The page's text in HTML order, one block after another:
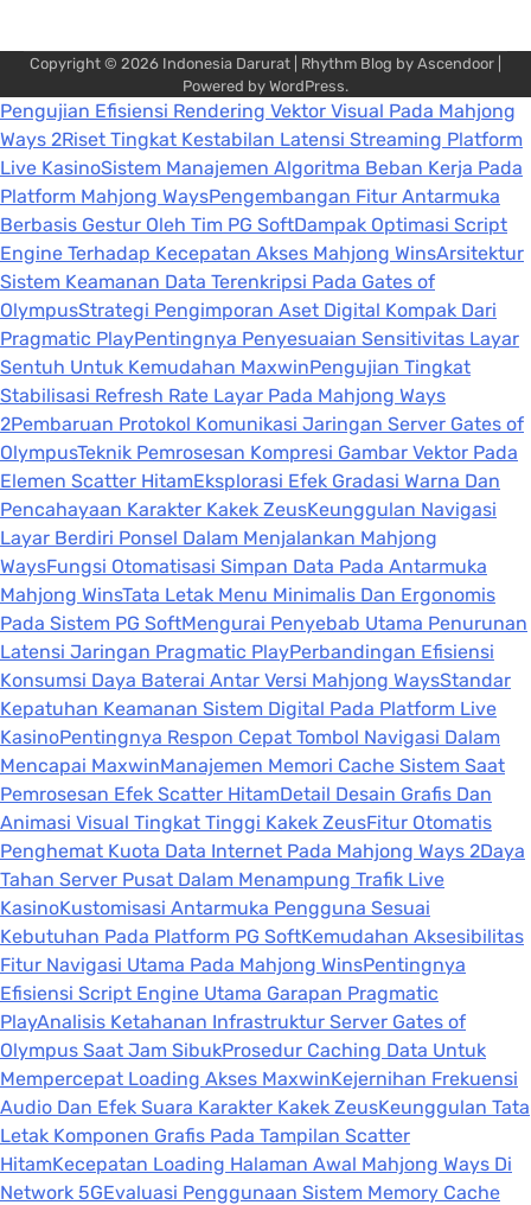
Copyright © 2026 Indonesia Darurat | Rhythm Blog by Ascendoor
Powered by WordPress.
Pengujian Efisiensi Rendering Vektor Visual Pada Mahjong
Ways 2Riset Tingkat Kestabilan Latensi Streaming Platform
Live KasinoSistem Manajemen Algoritma Beban Kerja Pada
Platform Mahjong WaysPengembangan Fitur Antarmuka
Berbasis Gestur Oleh Tim PG SoftDampak Optimasi Script
Engine Terhadap Kecepatan Akses Mahjong WinsArsitektur
Sistem Keamanan Data Terenkripsi Pada Gates of
OlympusStrategi Pengimporan Aset Digital Kompak Dari
Pragmatic PlayPentingnya Penyesuaian Sensitivitas Layar
Sentuh Untuk Kemudahan MaxwinPengujian Tingkat
Stabilisasi Refresh Rate Layar Pada Mahjong Ways
2Pembaruan Protokol Komunikasi Jaringan Server Gates of
OlympusTeknik Pemrosesan Kompresi Gambar Vektor Pada
Elemen Scatter HitamEksplorasi Efek Gradasi Warna Dan
Pencahayaan Karakter Kakek ZeusKeunggulan Navigasi
Layar Berdiri Ponsel Dalam Menjalankan Mahjong
WaysFungsi Otomatisasi Simpan Data Pada Antarmuka
Mahjong WinsTata Letak Menu Minimalis Dan Ergonomis
Pada Sistem PG SoftMengurai Penyebab Utama Penurunan
Latensi Jaringan Pragmatic PlayPerbandingan Efisiensi
Konsumsi Daya Baterai Antar Versi Mahjong WaysStandar
Kepatuhan Keamanan Sistem Digital Pada Platform Live
KasinoPentingnya Respon Cepat Tombol Navigasi Dalam
Mencapai MaxwinManajemen Memori Cache Sistem Saat
Pemrosesan Efek Scatter HitamDetail Desain Grafis Dan
Animasi Visual Tingkat Tinggi Kakek ZeusFitur Otomatis
Penghemat Kuota Data Internet Pada Mahjong Ways 2Daya
Tahan Server Pusat Dalam Menampung Trafik Live
KasinoKustomisasi Antarmuka Pengguna Sesuai
Kebutuhan Pada Platform PG SoftKemudahan Aksesibilitas
Fitur Navigasi Utama Pada Mahjong WinsPentingnya
Efisiensi Script Engine Utama Garapan Pragmatic
PlayAnalisis Ketahanan Infrastruktur Server Gates of
Olympus Saat Jam SibukProsedur Caching Data Untuk
Mempercepat Loading Akses MaxwinKejernihan Frekuensi
Audio Dan Efek Suara Karakter Kakek ZeusKeunggulan Tata
Letak Komponen Grafis Pada Tampilan Scatter
HitamKecepatan Loading Halaman Awal Mahjong Ways Di
Network 5GEvaluasi Penggunaan Sistem Memory Cache